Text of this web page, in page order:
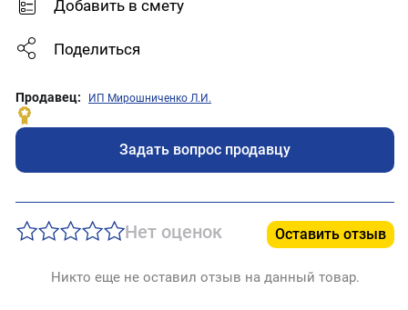
Добавить в смету
Поделиться
Продавец: ИП Мирошниченко Л.И.
Задать вопрос продавцу
Нет оценок Оставить отзыв
Никто еще не оставил отзыв на данный товар.